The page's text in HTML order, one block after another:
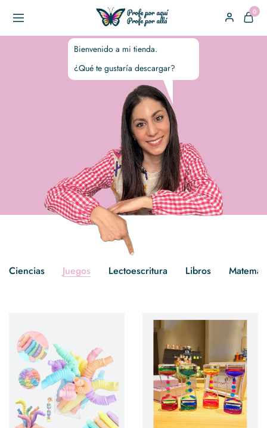
0
Bienvenido a mi tienda.
¿Qué te gustaría descargar?
Ciencias Juegos Lectoescritura Libros